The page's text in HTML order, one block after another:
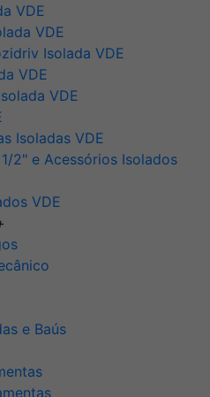
VDE
VDE
Isolada VDE
VDE
VDE
Isoladas VDE
2" e Acessórios Isolados
VDE
e Baús